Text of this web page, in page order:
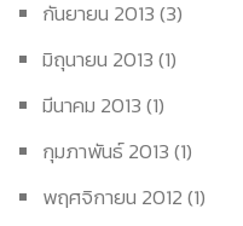
กันยายน 2013(3)
มิถุนายน 2013(1)
มีนาคม 2013(1)
กุมภาพันธ์ 2013(1)
พฤศจิกายน 2012(1)